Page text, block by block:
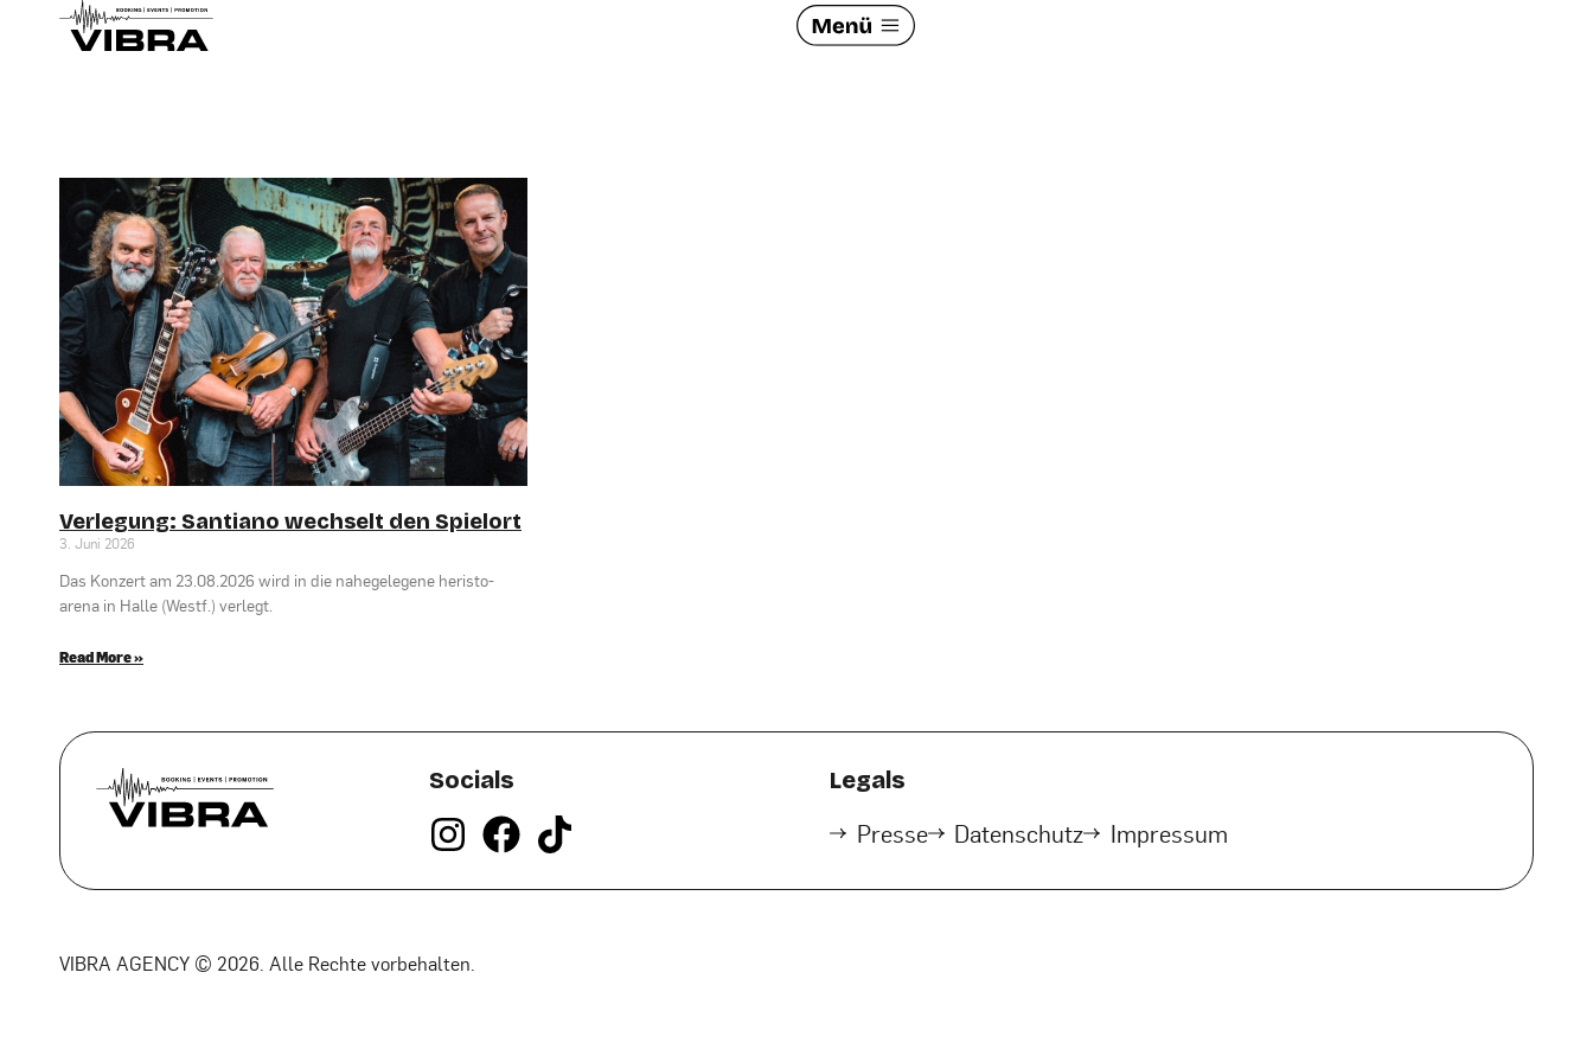
Verlegung: Santiano wechselt den Spielort
3. Juni 2026
Das Konzert am 23.08.2026 wird in die nahegelegene heristo-
arena in Halle (Westf.) verlegt.
Read More »
Socials Legals
Presse Datenschutz Impressum
VIBRA AGENCY © 2026. Alle Rechte vorbehalten.